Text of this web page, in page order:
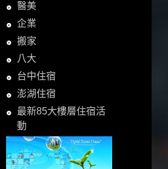
醫美
企業
搬家
八大
台中住宿
澎湖住宿
最新85大樓層住宿活
動